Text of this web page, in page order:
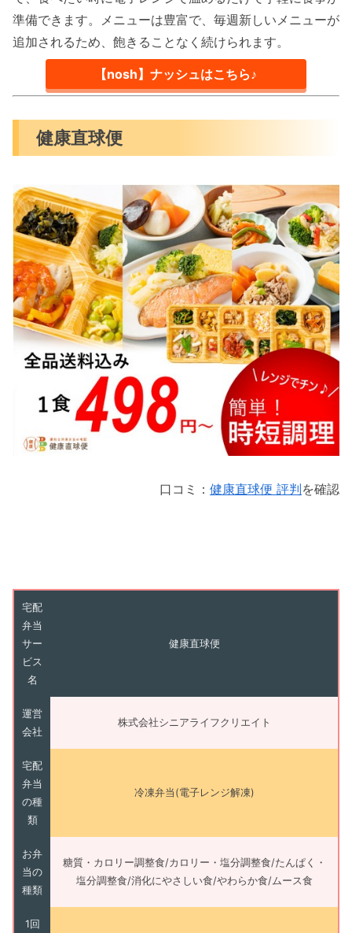
準備できます。メニューは豊富で、毎週新しいメニューが
追加されるため、飽きることなく続けられます。
【nosh】ナッシュはこちら♪
健康直球便
口コミ： 健康直球便 評判を確認
宅配
弁当
サー
ビス
名
健康直球便
運営
会社
株式会社シニアライフクリエイト
宅配
弁当
の種
類
冷凍弁当(電子レンジ解凍)
お弁
当の
種類
糖質・カロリー調整食/カロリー・塩分調整食/たんぱく・
塩分調整食/消化にやさしい食/やわらか食/ムース食
1回